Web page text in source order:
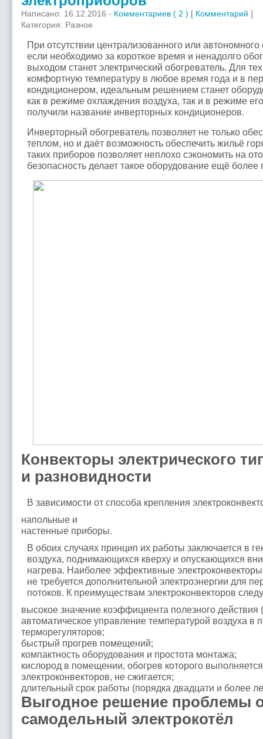
Написано: 16.12.2016 - Комментариев ( 2 ) [ Комментарий ]
Категория: Разное
При отсутствии централизованного или
если необходимо за короткое время и ненадолго
выходом станет электрический обогреватель. Для
комфортную температуру в любое время года и в
кондиционером, идеальным решением станет
как в режиме охлаждения воздуха, так и в режиме
получили название инверторных кондиционеров.
Инверторный обогреватель позволяет не только
теплом, но и даёт возможность обеспечить жильё
таких приборов позволяет неплохо сэкономить на
безопасность делает такое оборудование ещё
Конвекторы электрического
и разновидности
В зависимости от способа крепления
напольные и
настенные приборы.
В обоих случаях принцип их работы заключается в
воздуха, поднимающихся кверху и опускающихся
нагрева. Наиболее эффективные
не требуется дополнительной электроэнергии для
потоков. К преимуществам электроконвекторов
высокое значение коэффициента полезного действия
автоматическое управление температурой воздуха
терморегуляторов;
быстрый прогрев помещений;
компактность оборудования и простота монтажа;
кислород в помещении, обогрев которого
электроконвекторов, не сжигается;
длительный срок работы (порядка двадцати и более
Выгодное решение проблемы
самодельный электрокотёл